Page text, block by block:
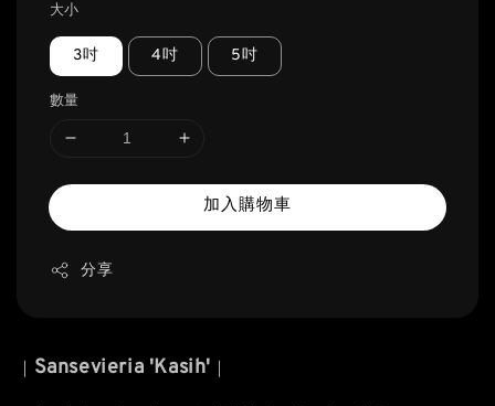
大小
3吋 4吋 5吋
數量
加入購物車
分享
Sansevieria 'Kasih'